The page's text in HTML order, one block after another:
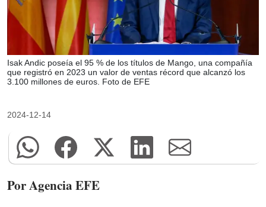
Isak Andic poseía el 95 % de los títulos de Mango, una compañía
que registró en 2023 un valor de ventas récord que alcanzó los
3.100 millones de euros. Foto de EFE
2024-12-14
Por Agencia EFE